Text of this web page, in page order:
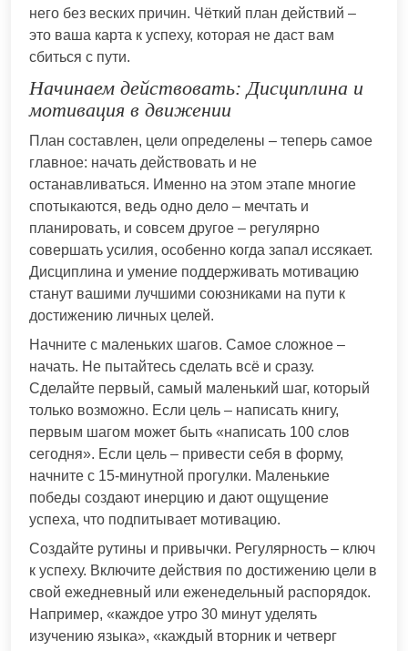
него без веских причин. Чёткий план действий –
это ваша карта к успеху, которая не даст вам
сбиться с пути.
Начинаем действовать: Дисциплина и
мотивация в движении
План составлен, цели определены – теперь самое
главное: начать действовать и не
останавливаться. Именно на этом этапе многие
спотыкаются, ведь одно дело – мечтать и
планировать, и совсем другое – регулярно
совершать усилия, особенно когда запал иссякает.
Дисциплина и умение поддерживать мотивацию
станут вашими лучшими союзниками на пути к
достижению личных целей.
Начните с маленьких шагов. Самое сложное –
начать. Не пытайтесь сделать всё и сразу.
Сделайте первый, самый маленький шаг, который
только возможно. Если цель – написать книгу,
первым шагом может быть «написать 100 слов
сегодня». Если цель – привести себя в форму,
начните с 15-минутной прогулки. Маленькие
победы создают инерцию и дают ощущение
успеха, что подпитывает мотивацию.
Создайте рутины и привычки. Регулярность – ключ
к успеху. Включите действия по достижению цели в
свой ежедневный или еженедельный распорядок.
Например, «каждое утро 30 минут уделять
изучению языка», «каждый вторник и четверг